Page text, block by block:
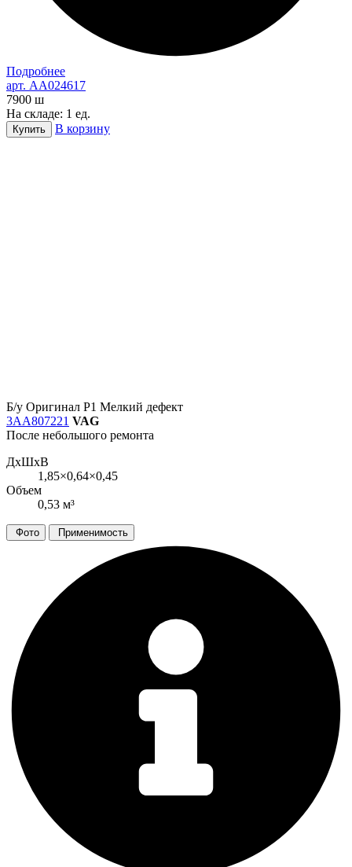
Подробнее
арт. AA024617
7900 ш
На складе: 1 ед.
Купить В корзину
Б/у Оригинал Р1 Мелкий дефект
3AA807221 VAG
После небольшого ремонта
ДxШxВ
1,85×0,64×0,45
Объем
0,53 м³
Фото Применимость